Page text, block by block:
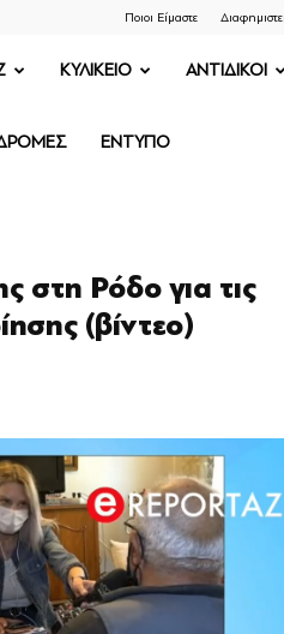
Ποιοι Είμαστε
ΚΥΛΙΚΕΙΟ ΑΝΤΙΔΙΚΟΙ
ΕΝΤΥΠΟ
στη Ρόδο για τις
(βίντεο)